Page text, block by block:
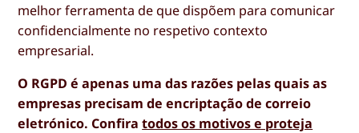
melhor ferramenta de que dispõem para comunicar
confidencialmente no respetivo contexto
empresarial.
O RGPD é apenas uma das razões pelas quais as
empresas precisam de encriptação de correio
eletrónico. Confiratodos os motivos e proteja